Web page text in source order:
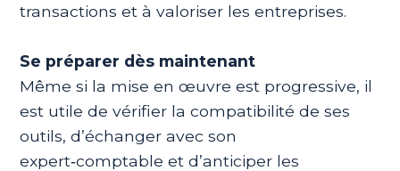
transactions et à valoriser les entreprises.
Se préparer dès maintenant
Même si la mise en œuvre est progressive, il
est utile de vérifier la compatibilité de ses
outils, d’échanger avec son
expert‑comptable et d’anticiper les